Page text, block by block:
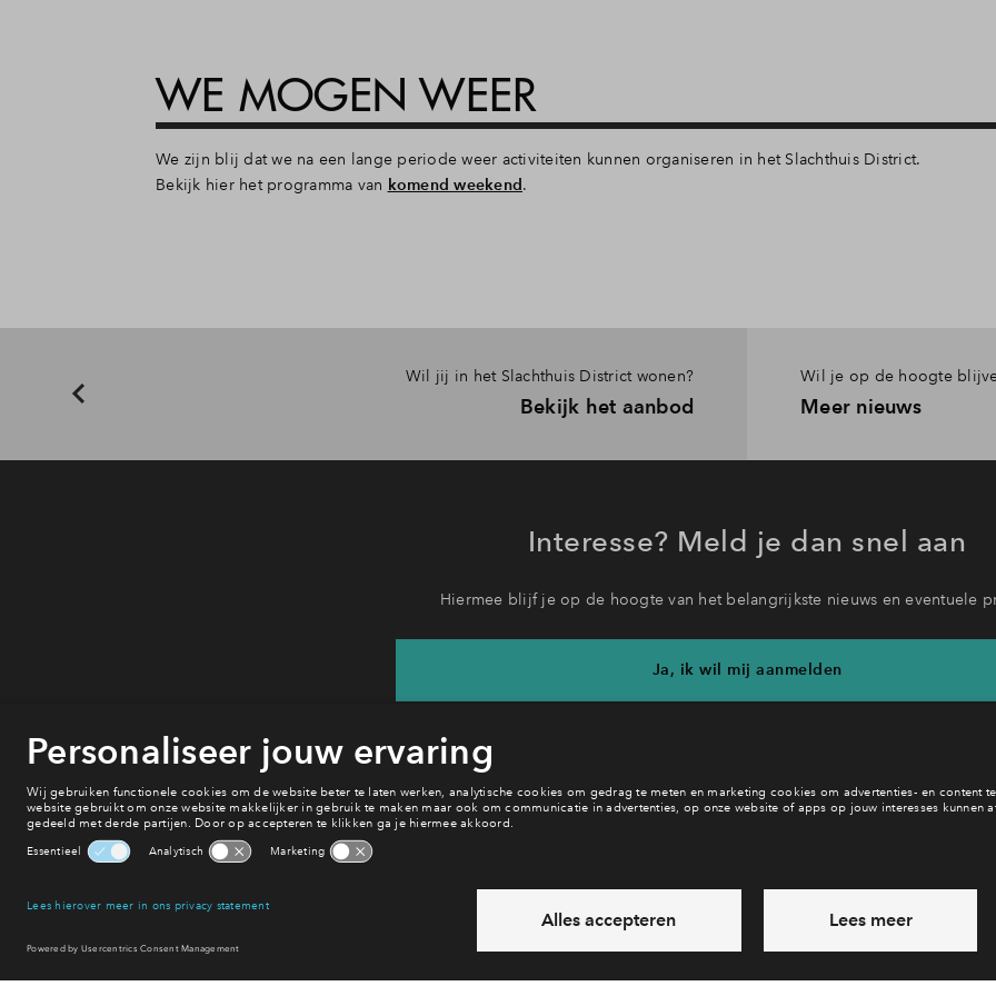
WE MOGEN WEER
We zijn blij dat we na een lange periode weer activiteiten kunnen organiseren in het Slachthuis District.
Bekijk hier het programma van komend weekend.
Wil jij in het Slachthuis District wonen?
Bekijk het aanbod
Wil je op de hoogte
Meer nieuws
Interesse? Meld je dan snel aan
Hiermee blijf je op de hoogte van het belangrijkste nieuws en eventuele
Ja, ik wil mij aanmelden
Heb je een vraag en wil je direct antwoord? Bel ons op
6 dagen per week beschikbaar (behalve tijdens feestdagen)
via chat en telefoon